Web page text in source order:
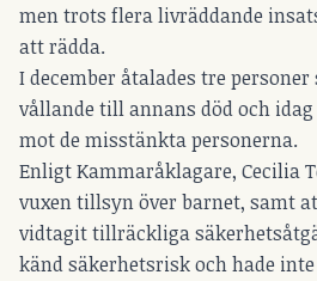
men trots flera livräddande
att rädda.
I december åtalades tre
vållande till annans död och
mot de misstänkta personerna.
Enligt Kammaråklagare, Cecilia
vuxen tillsyn över barnet, samt
vidtagit tillräckliga
känd säkerhetsrisk och hade